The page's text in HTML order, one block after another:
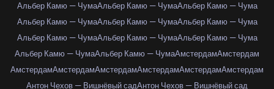
Альбер Камю — ЧумаАльбер Камю — ЧумаАльбер Камю — Чума
Альбер Камю — ЧумаАльбер Камю — ЧумаАльбер Камю — Чума
Альбер Камю — ЧумаАльбер Камю — ЧумаАльбер Камю — Чума
Альбер Камю — ЧумаАльбер Камю — ЧумаАмстердамАмстердам
АмстердамАмстердамАмстердамАмстердамАмстердамАмстердам
Антон Чехов — Вишнёвый садАнтон Чехов — Вишнёвый сад